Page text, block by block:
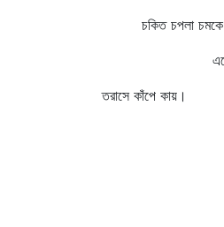
চকিত চপলা চমকে
একেলা
তরাসে কাঁপে কায়।